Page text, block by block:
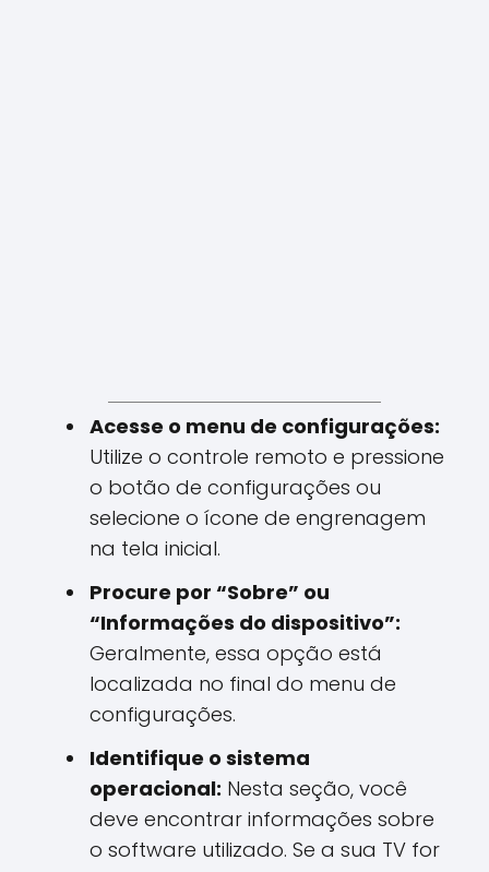
Acesse o menu de configurações:
Utilize o controle remoto e pressione
o botão de configurações ou
selecione o ícone de engrenagem
na tela inicial.
Procure por “Sobre” ou
“Informações do dispositivo”:
Geralmente, essa opção está
localizada no final do menu de
configurações.
Identifique o sistema
operacional: Nesta seção, você
deve encontrar informações sobre
o software utilizado. Se a sua TV for